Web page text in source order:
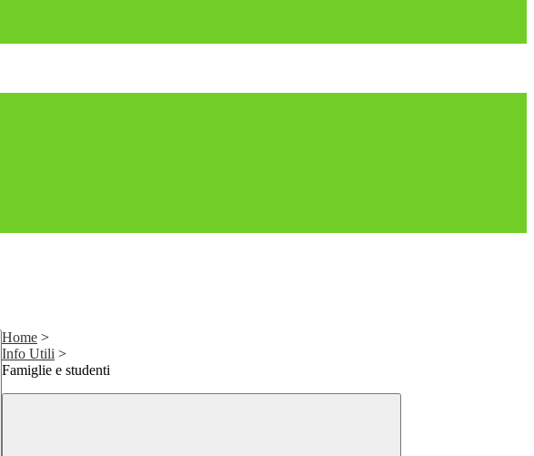
Home >
Info Utili >
Famiglie e studenti